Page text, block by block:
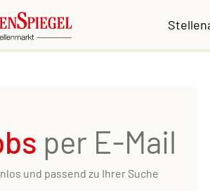
per E-Mail
und passend zu Ihrer Suche